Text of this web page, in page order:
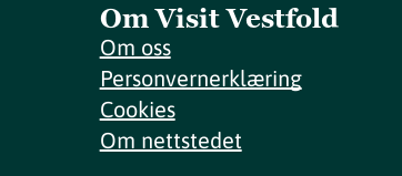
Om Visit Vestfold
Om oss
Personvernerklæring
Cookies
Om nettstedet